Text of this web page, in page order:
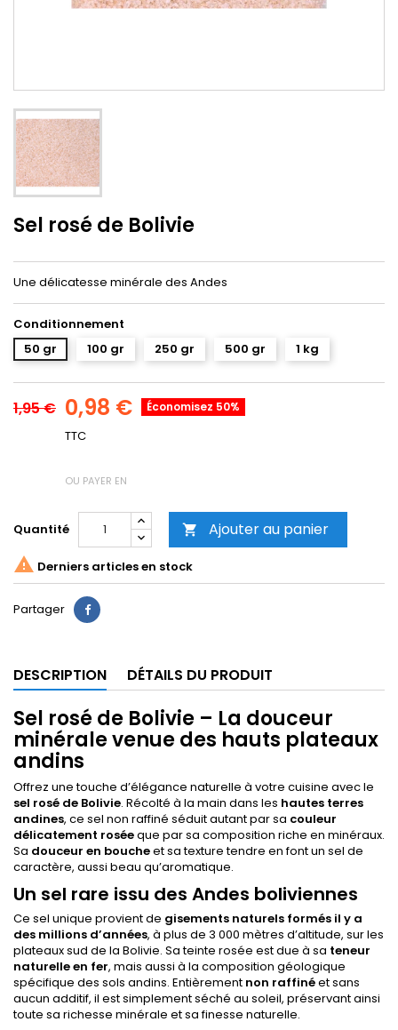
Sel rosé de Bolivie
Une délicatesse minérale des Andes
Conditionnement
50 gr
100 gr 250 gr 500 gr 1 kg
1,95 € 0,98 € Économisez 50%
TTC
OU PAYER EN
Quantité  Ajouter au panier
 Derniers articles en stock
Partager
DESCRIPTION DÉTAILS DU PRODUIT
Sel rosé de Bolivie – La douceur
minérale venue des hauts plateaux
andins
Offrez une touche d’élégance naturelle à votre cuisine avec le
sel rosé de Bolivie. Récolté à la main dans les hautes terres
andines, ce sel non raffiné séduit autant par sa couleur
délicatement roséeque par sa composition riche en minéraux.
Sa douceur en boucheet sa texture tendre en font un sel de
caractère, aussi beau qu’aromatique.
Un sel rare issu des Andes boliviennes
Ce sel unique provient de gisements naturels formés il y a
des millions d’années, à plus de 3 000 mètres d’altitude, sur les
plateaux sud de la Bolivie. Sa teinte rosée est due à sa teneur
naturelle en fer, mais aussi à la composition géologique
spécifique des sols andins. Entièrement non raffinéet sans
aucun additif, il est simplement séché au soleil, préservant ainsi
toute sa richesse minérale et sa finesse naturelle.